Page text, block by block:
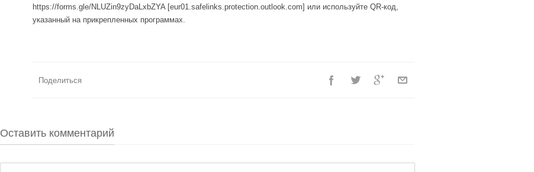
https://forms.gle/NLUZin9zyDaLxbZYA [eur01.safelinks.protection.outlook.com] или используйте QR-код,
указанный на прикрепленных программах.
Поделиться
Оставить комментарий